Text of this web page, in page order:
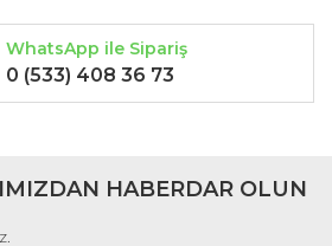
WhatsApp ile Sipariş
0 (533) 408 36 73
HABERDAR OLUN